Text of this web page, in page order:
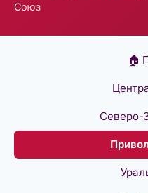
Союз
🏠
Северо-